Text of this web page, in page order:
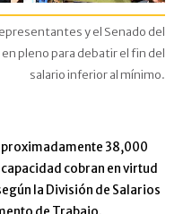
y el Senado del
pleno para debatir el fin del
salario inferior al mínimo.
38,000
cobran en virtud
la División de Salarios